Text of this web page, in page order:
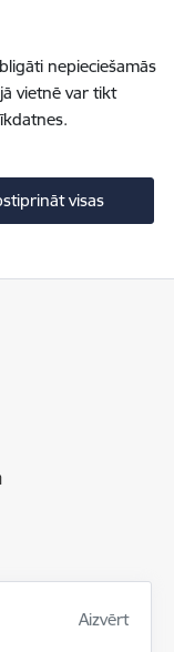
nepieciešamās
vietnē var tikt
visas
Aizvērt